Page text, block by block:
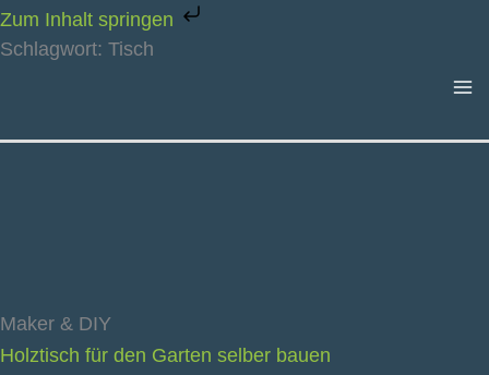
Zum Inhalt springen
Zum
Inhalt
Schlagwort: Tisch
Maker & DIY
Holztisch für den Garten selber bauen